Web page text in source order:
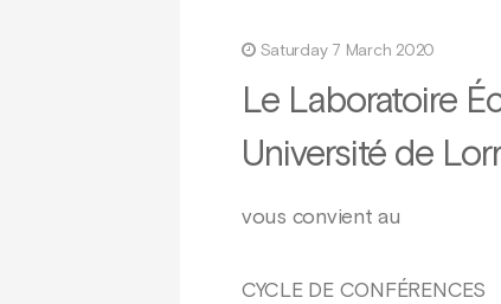
Saturday 7 March 2020
Le Laboratoire
Université de
vous convient au
CYCLE DE CONFÉRENCES